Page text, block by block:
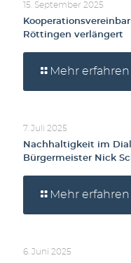
15. September 2025
Röttingen verlängert
Mehr erfahren
7. Juli 2025
Nachhaltigkeit im
Bürgermeister Nick
Mehr erfahren
6. Juni 2025